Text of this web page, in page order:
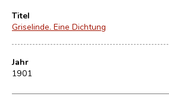
Titel
Griselinde. Eine Dichtung
Jahr
1901